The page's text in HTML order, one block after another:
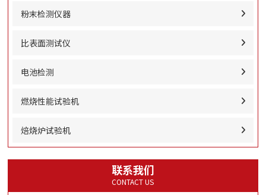
粉末检测仪器
比表面测试仪
电池检测
燃烧性能试验机
焙烧炉试验机
联系我们
CONTACT US